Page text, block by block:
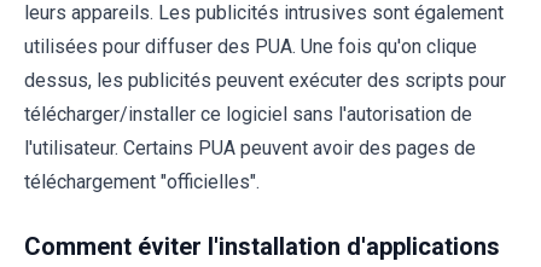
leurs appareils. Les publicités intrusives sont également
utilisées pour diffuser des PUA. Une fois qu'on clique
dessus, les publicités peuvent exécuter des scripts pour
télécharger/installer ce logiciel sans l'autorisation de
l'utilisateur. Certains PUA peuvent avoir des pages de
téléchargement "officielles".
Comment éviter l'installation d'applications